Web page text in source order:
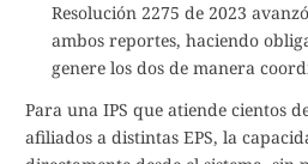
Resolución 2275 de 2023
ambos reportes, haciendo
genere los dos de manera
Para una IPS que atiende cientos
afiliados a distintas EPS, la